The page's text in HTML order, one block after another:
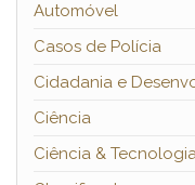
Automóvel
Casos de Polícia
Cidadania e
Ciência
Ciência &